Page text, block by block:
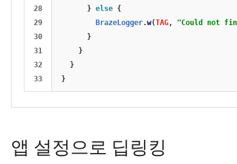
28
29
30
31
32
} else {
BrazeLogger.w(TAG, "Could not
}
}
}
}
앱 설정으로 딥링킹